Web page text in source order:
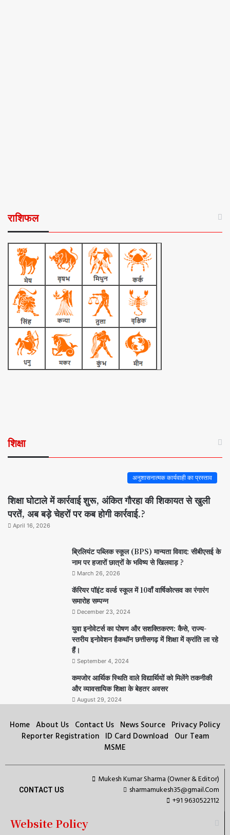
राशिफल
शिक्षा
अनुशासनात्मक कार्यवाही का प्रस्ताव
शिक्षा घोटाले में कार्रवाई शुरू, अंकित गौरहा की शिकायत से खुली
परतें, अब बड़े चेहरों पर कब होगी कार्रवाई.?
April 16, 2026
ब्रिलियंट पब्लिक स्कूल (BPS) मान्यता विवाद: सीबीएसई के
नाम पर हजारों छात्रों के भविष्य से खिलवाड़ ?
March 26, 2026
कॅरियर पॉइंट वर्ल्ड स्कूल में 10वाँ वार्षिकोत्सव का रंगारंग
समारोह सम्पन्न
December 23, 2024
युवा इनोवेटर्स का पोषण और सशक्तिकरण: कैसे, राज्य-
स्तरीय इनोवेशन हैकथॉन छत्तीसगढ़ में शिक्षा में क्रांति ला रहे
हैं।
September 4, 2024
कमजोर आर्थिक स्थिति वाले विद्यार्थियों को मिलेंगे तकनीकी
और व्यावसायिक शिक्षा के बेहतर अवसर
August 29, 2024
Home About Us Contact Us News Source Privacy Policy
Reporter Registration ID Card Download Our Team
MSME
CONTACT US
Mukesh Kumar Sharma (Owner & Editor)
sharmamukesh35@gmail.Com
+91 9630522112
Website Policy